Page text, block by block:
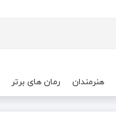
هنرمندان رمان های برتر